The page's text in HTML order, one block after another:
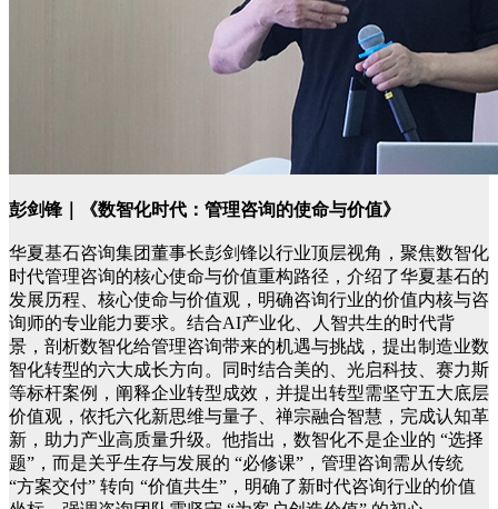
彭剑锋｜《数智化时代：管理咨询的使命与价值》
华夏基石咨询集团董事长彭剑锋以行业顶层视角，聚焦数智化
时代管理咨询的核心使命与价值重构路径，介绍了华夏基石的
发展历程、核心使命与价值观，明确咨询行业的价值内核与咨
询师的专业能力要求。结合AI产业化、人智共生的时代背
景，剖析数智化给管理咨询带来的机遇与挑战，提出制造业数
智化转型的六大成长方向。同时结合美的、光启科技、赛力斯
等标杆案例，阐释企业转型成效，并提出转型需坚守五大底层
价值观，依托六化新思维与量子、禅宗融合智慧，完成认知革
新，助力产业高质量升级。他指出，数智化不是企业的 “选择
题”，而是关乎生存与发展的 “必修课”，管理咨询需从传统
“方案交付” 转向 “价值共生”，明确了新时代咨询行业的价值